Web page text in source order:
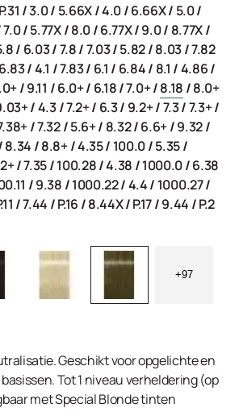
P.31 /3.0/ 5.66X/4.0/6.66X/ 5.0/
7.0/5.77X/8.0/6.77X/9.0/ 8.77X/
/ 6.03/7.8/7.03/5.82/8.03/7.82
6.83/4.1 /7.83/ 6.1 / 6.84/ 8.1 /4.86/
/9.11 /6.0+/ 6.18/7.0+/8.18 /8.0+
/4.3/7.2+/ 6.3/ 9.2+/7.3/7.3+/
/7.32/5.6+/ 8.32/6.6+/9.32/
8.34 /8.8+/4.35/ 100.0/5.35/
/7.35/100.28/4.38 /1000.0/6.38
/9.38 /1000.22/4.4/ 1000.27/
/7.44 /P.16 /8.44X/P.17/9.44 /P.2
+97
Geschikt voor opgelichte en
Tot 1 niveau verheldering (op
met Special Blonde tinten